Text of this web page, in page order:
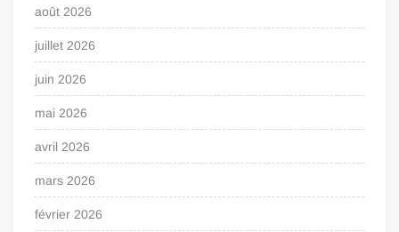
août 2026
juillet 2026
juin 2026
mai 2026
avril 2026
mars 2026
février 2026